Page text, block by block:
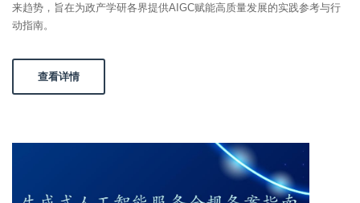
来趋势，旨在为政产学研各界提供AIGC赋能高质量发展的实践参考与行
动指南。
查看详情